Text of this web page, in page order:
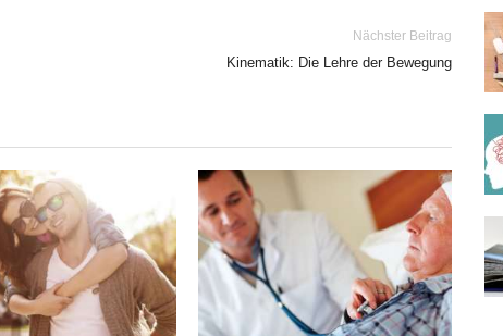
Nächster Beitrag
Kinematik: Die Lehre der Bewegung